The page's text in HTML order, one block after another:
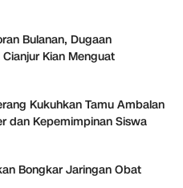
Bulanan, Dugaan
Kian Menguat
Kukuhkan Tamu Ambalan
dan Kepemimpinan Siswa
Bongkar Jaringan Obat